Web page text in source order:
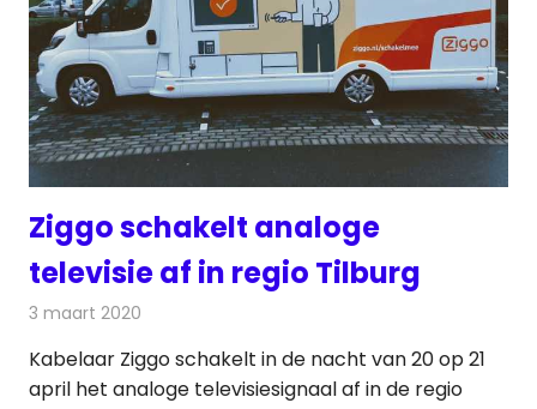
Ziggo schakelt analoge
televisie af in regio Tilburg
3 maart 2020
Kabelaar Ziggo schakelt in de nacht van 20 op 21
april het analoge televisiesignaal af in de regio